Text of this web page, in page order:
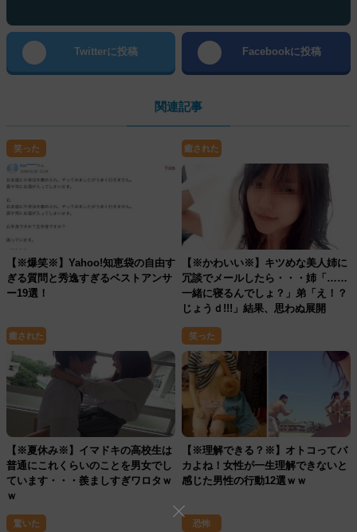
Twitterに投稿 Facebookに投稿
関連記事
笑った
【※爆笑※】Yahoo!知恵袋の自由す
ぎる質問と秀逸すぎるベストアンサ
ー19選！
癒された
【※かわいい※】キツめな美人姉に
冗談でメールしたら・・・姉「……
一緒に寝るんでしょ？」弟「え！？
じょうｄ!!!」結果、思わぬ展開
癒された
【※夏休み※】イマドキの高校生は
普通にこれくらいのことを男女でし
ています・・・羨ましすぎワロタｗ
ｗ
笑った
【※理解できる？※】オトコってバ
カよね！女性が一生理解できないと
感じた男性の行動12選ｗｗ
驚いた 恐怖